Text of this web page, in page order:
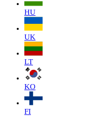
HU
UK
LT
KO
FI